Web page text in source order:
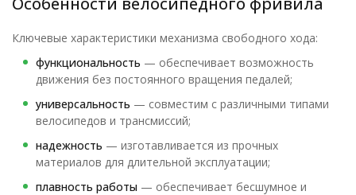
Ключевые характеристики механизма свободного хода:
функциональность — обеспечивает возможность
движения без постоянного вращения педалей;
универсальность — совместим с различными типами
велосипедов и трансмиссий;
надежность — изготавливается из прочных
материалов для длительной эксплуатации;
плавность работы — обеспечивает бесшумное и